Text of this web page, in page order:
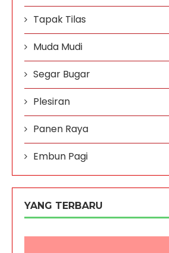
Tapak Tilas
Muda Mudi
Segar Bugar
Plesiran
Panen Raya
Embun Pagi
YANG TERBARU